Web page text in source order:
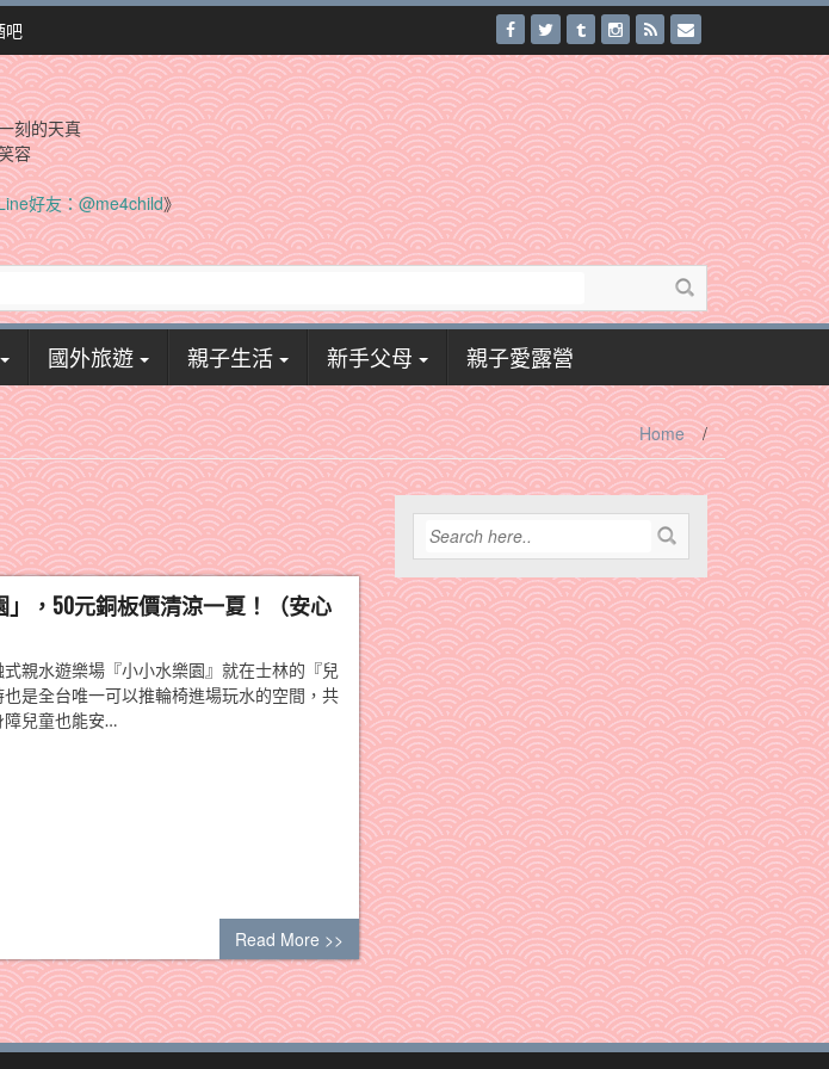
吧
刻的天真
容
好友：@me4child》
國外旅遊 親子生活 新手父母 親子愛露營
Home /
，50元銅板價清涼一夏！（安心
親水遊樂場『小小水樂園』就在士林的『兒
是全台唯一可以推輪椅進場玩水的空間，共
障兒童也能安…
Read More >>